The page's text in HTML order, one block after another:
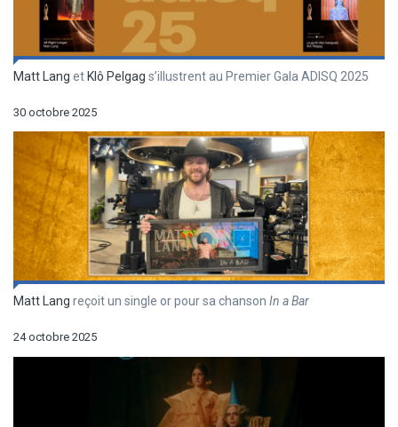
Matt Lang et Klô Pelgag s’illustrent au Premier Gala ADISQ 2025
30 octobre 2025
Matt Lang reçoit un single or pour sa chanson In a Bar
24 octobre 2025